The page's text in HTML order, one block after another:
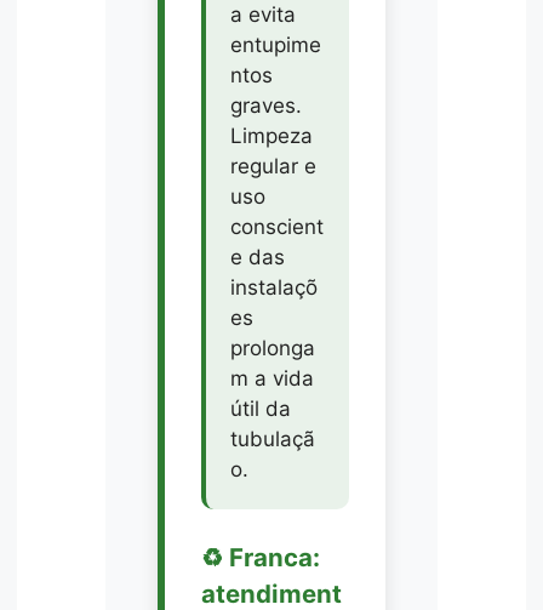
a evita
entupime
ntos
graves.
Limpeza
regular e
uso
conscient
e das
instalaçõ
es
prolonga
m a vida
útil da
tubulaçã
o.
♻️ Franca:
atendiment